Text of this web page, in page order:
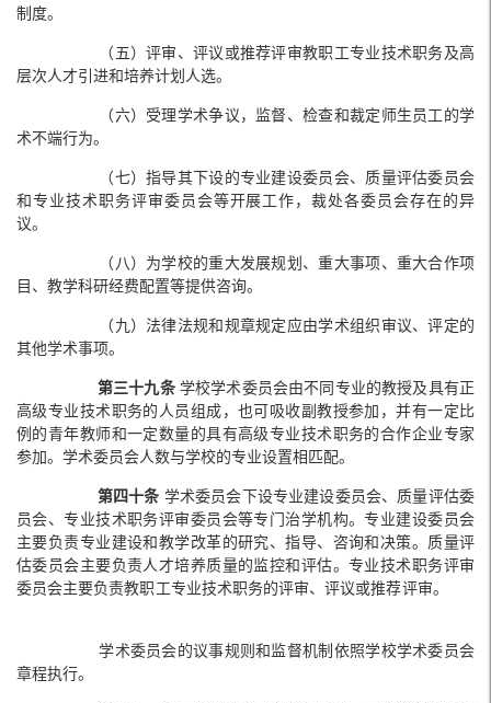
制度。
（五）评审、评议或推荐评审教职工专业技术职务及高
层次人才引进和培养计划人选。
（六）受理学术争议，监督、检查和裁定师生员工的学
术不端行为。
（七）指导其下设的专业建设委员会、质量评估委员会
和专业技术职务评审委员会等开展工作，裁处各委员会存在的异
议。
（八）为学校的重大发展规划、重大事项、重大合作项
目、教学科研经费配置等提供咨询。
（九）法律法规和规章规定应由学术组织审议、评定的
其他学术事项。
第三十九条学校学术委员会由不同专业的教授及具有正
高级专业技术职务的人员组成，也可吸收副教授参加，并有一定比
例的青年教师和一定数量的具有高级专业技术职务的合作企业专家
参加。学术委员会人数与学校的专业设置相匹配。
第四十条 学术委员会下设专业建设委员会、质量评估委
员会、专业技术职务评审委员会等专门治学机构。专业建设委员会
主要负责专业建设和教学改革的研究、指导、咨询和决策。质量评
估委员会主要负责人才培养质量的监控和评估。专业技术职务评审
委员会主要负责教职工专业技术职务的评审、评议或推荐评审。
学术委员会的议事规则和监督机制依照学校学术委员会
章程执行。